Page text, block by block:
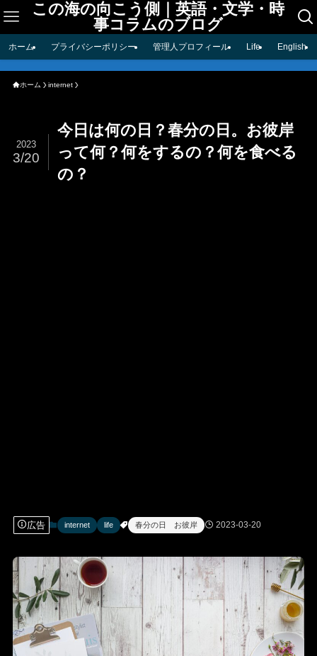
この海の向こう側｜英語・文学・時
事コラムのブログ
ホーム プライバシーポリシー 管理人プロフィール Life English
ホーム internet
今日は何の日？春分の日。お彼岸
って何？何をするの？何を食べる
の？
2023
3/20
広告 internet life 春分の日 お彼岸 2023-03-20